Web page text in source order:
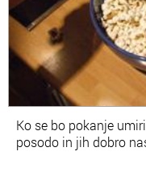
Ko se bo pokanje
posodo in jih dobro